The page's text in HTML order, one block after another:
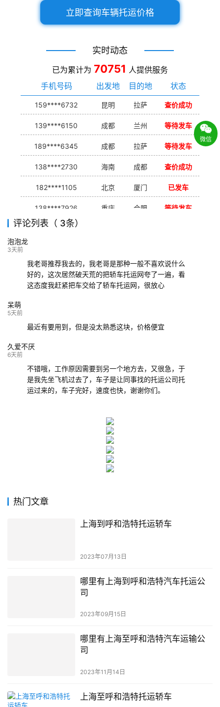
立即查询车辆托运价格
实时动态
已为累计为 70751 人提供服务
手机号码
出发地 目的地 状态
159****6732 昆明 拉萨 查价成功
139****6150 成都 兰州 等待发车
189****6345 成都 拉萨 等待发车
138****2730 海南 成都 查价成功
182****1105 北京 厦门 已发车
138****7926 重庆 合肥 等待发车
139****9233
评论列表（ 3条）
泡泡龙
3天前
我老哥推荐我去的，我老哥是那种一般不喜欢说什么
好的，这次居然破天荒的把轿车托运网夸了一遍，看
这态度我赶紧把车交给了轿车托运网，很放心
呆萌
5天前
最近有要用到，但是没太熟悉这块，价格便宜
久爱不厌
6天前
不错哦，工作原因需要到另一个地方去，又很急，于
是我先坐飞机过去了，车子是让同事找的托运公司托
运过来的，车子完好，速度也快，谢谢你们。
热门文章
上海到呼和浩特托运轿车
2023年07月13日
哪里有上海到呼和浩特汽车托运公
司
2023年09月15日
哪里有上海至呼和浩特汽车运输公
司
2023年11月14日
上海至呼和浩特托运轿车
微信